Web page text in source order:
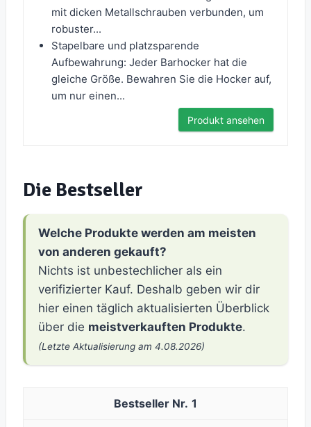
mit dicken Metallschrauben verbunden, um
robuster...
Stapelbare und platzsparende
Aufbewahrung: Jeder Barhocker hat die
gleiche Größe. Bewahren Sie die Hocker auf,
um nur einen...
Produkt ansehen
Die Bestseller
Welche Produkte werden am meisten
von anderen gekauft?
Nichts ist unbestechlicher als ein
verifizierter Kauf. Deshalb geben wir dir
hier einen täglich aktualisierten Überblick
über die meistverkauften Produkte.
(Letzte Aktualisierung am 4.08.2026)
1